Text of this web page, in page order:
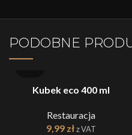
PODOBNE
Kubek eco 400 ml
Restauracja
9,99 zł z VAT